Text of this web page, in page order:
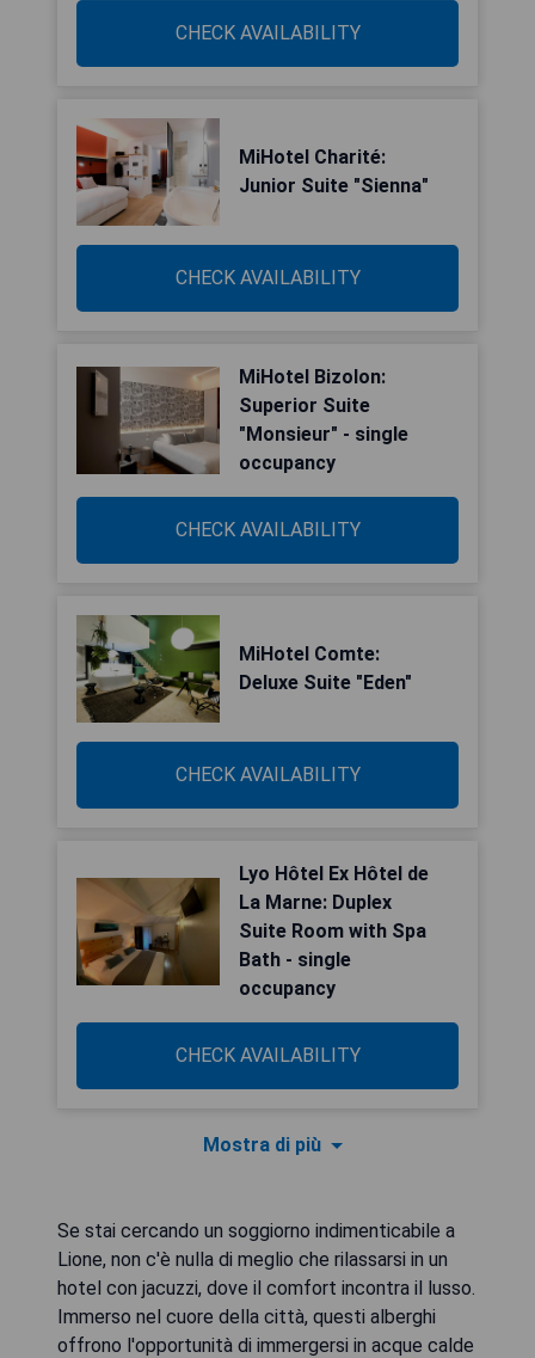
CHECK AVAILABILITY
MiHotel Charité:
Junior Suite "Sienna"
CHECK AVAILABILITY
MiHotel Bizolon:
Superior Suite
"Monsieur" - single
occupancy
CHECK AVAILABILITY
MiHotel Comte:
Deluxe Suite "Eden"
CHECK AVAILABILITY
Lyo Hôtel Ex Hôtel de
La Marne: Duplex
Suite Room with Spa
Bath - single
occupancy
CHECK AVAILABILITY
Mostra di più
Se stai cercando un soggiorno indimenticabile a
Lione, non c'è nulla di meglio che rilassarsi in un
hotel con jacuzzi, dove il comfort incontra il lusso.
Immerso nel cuore della città, questi alberghi
offrono l'opportunità di immergersi in acque calde